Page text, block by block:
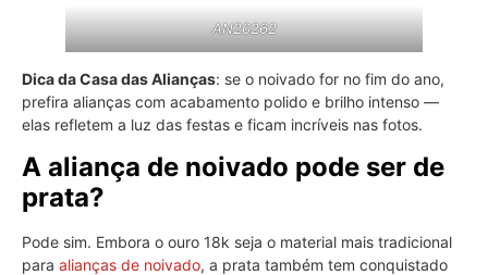
AN20262
Dica da Casa das Alianças: se o noivado for no fim do ano,
prefira alianças com acabamento polido e brilho intenso —
elas refletem a luz das festas e ficam incríveis nas fotos.
A aliança de noivado pode ser de
prata?
Pode sim. Embora o ouro 18k seja o material mais tradicional
para alianças de noivado, a prata também tem conquistado